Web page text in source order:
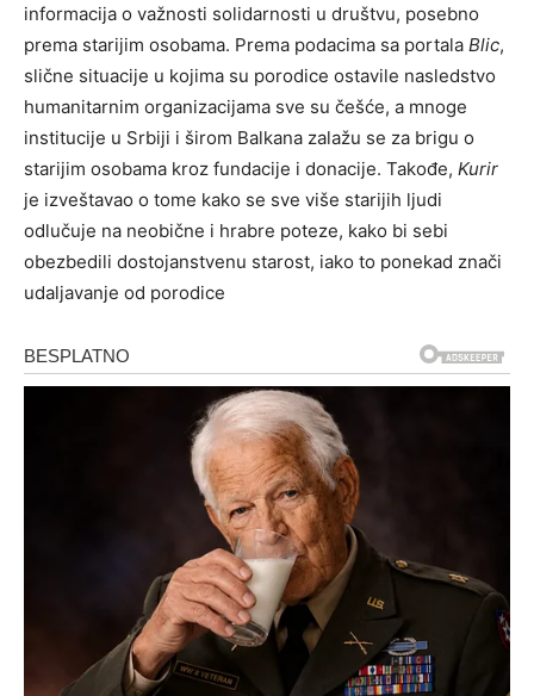
informacija o važnosti solidarnosti u društvu, posebno
prema starijim osobama. Prema podacima sa portala Blic,
slične situacije u kojima su porodice ostavile nasledstvo
humanitarnim organizacijama sve su češće, a mnoge
institucije u Srbiji i širom Balkana zalažu se za brigu o
starijim osobama kroz fundacije i donacije. Takođe, Kurir
je izveštavao o tome kako se sve više starijih ljudi
odlučuje na neobične i hrabre poteze, kako bi sebi
obezbedili dostojanstvenu starost, iako to ponekad znači
udaljavanje od porodice